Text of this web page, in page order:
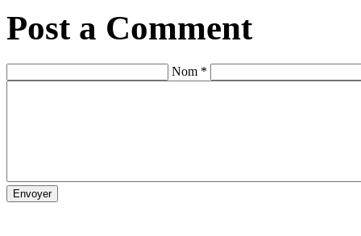
Post a Comment
Nom *